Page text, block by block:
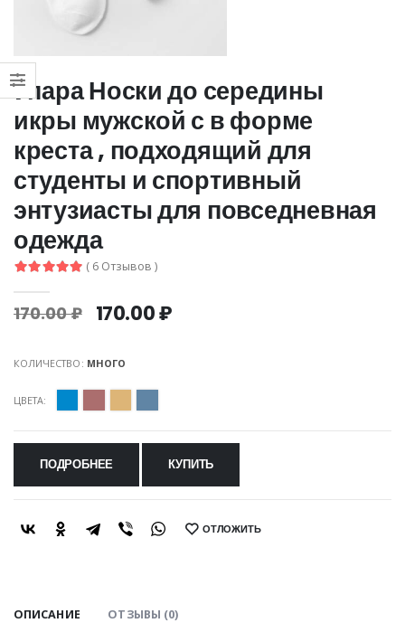
1 пара Носки до середины
икры мужской с в форме
креста , подходящий для
студенты и спортивный
энтузиасты для повседневная
одежда
( 6 Отзывов )
170.00 ₽ 170.00 ₽
КОЛИЧЕСТВО: МНОГО
ЦВЕТА:
ПОДРОБНЕЕ КУПИТЬ
SHARE: ОТЛОЖИТЬ
ОПИСАНИЕ ОТЗЫВЫ (0)